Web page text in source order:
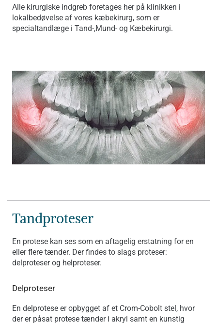
Alle kirurgiske indgreb foretages her på klinikken i
lokalbedøvelse af vores kæbekirurg, som er
specialtandlæge i Tand-,Mund- og Kæbekirurgi.
Tandproteser
En protese kan ses som en aftagelig erstatning for en
eller flere tænder. Der findes to slags proteser:
delproteser og helproteser.
Delproteser
En delprotese er opbygget af et Crom-Cobolt stel, hvor
der er påsat protese tænder i akryl samt en kunstig